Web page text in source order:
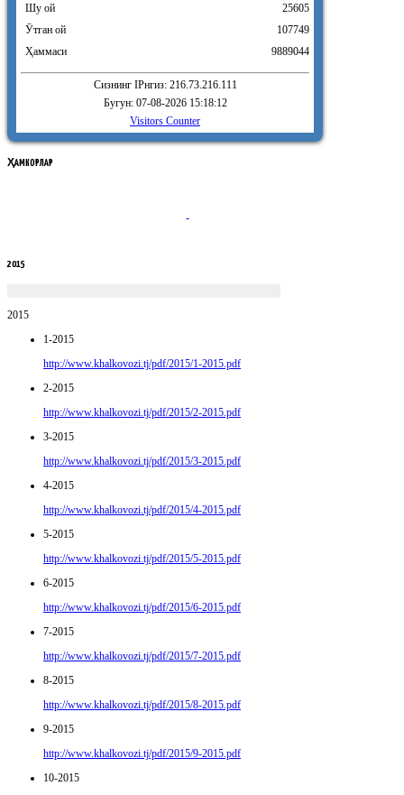
Шу ой
Ӯтган ой
Ҳаммаси
25605
107749
9889044
Сизнинг IPнгиз: 216.73.216.111
Бугун: 07-08-2026 15:18:12
Visitors Counter
ҲАМКОРЛАР
2015
2015
1-2015
http://www.khalkovozi.tj/pdf/2015/1-2015.pdf
2-2015
http://www.khalkovozi.tj/pdf/2015/2-2015.pdf
3-2015
http://www.khalkovozi.tj/pdf/2015/3-2015.pdf
4-2015
http://www.khalkovozi.tj/pdf/2015/4-2015.pdf
5-2015
http://www.khalkovozi.tj/pdf/2015/5-2015.pdf
6-2015
http://www.khalkovozi.tj/pdf/2015/6-2015.pdf
7-2015
http://www.khalkovozi.tj/pdf/2015/7-2015.pdf
8-2015
http://www.khalkovozi.tj/pdf/2015/8-2015.pdf
9-2015
http://www.khalkovozi.tj/pdf/2015/9-2015.pdf
10-2015